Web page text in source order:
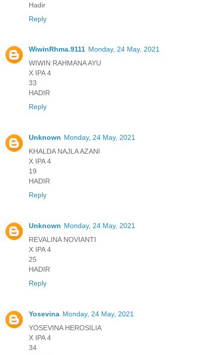
Hadir
Reply
WiwinRhma.9111 Monday, 24 May, 2021
WIWIN RAHMANA AYU
X IPA 4
33
HADIR
Reply
Unknown Monday, 24 May, 2021
KHALDA NAJLA AZANI
X IPA 4
19
HADIR
Reply
Unknown Monday, 24 May, 2021
REVALINA NOVIANTI
X IPA 4
25
HADIR
Reply
Yosevina Monday, 24 May, 2021
YOSEVINA HEROSILIA
X IPA 4
34